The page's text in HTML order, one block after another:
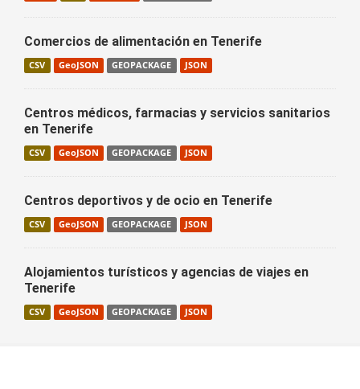
Comercios de alimentación en Tenerife
CSV GeoJSON GEOPACKAGE JSON
Centros médicos, farmacias y servicios sanitarios
en Tenerife
CSV GeoJSON GEOPACKAGE JSON
Centros deportivos y de ocio en Tenerife
CSV GeoJSON GEOPACKAGE JSON
Alojamientos turísticos y agencias de viajes en
Tenerife
CSV GeoJSON GEOPACKAGE JSON